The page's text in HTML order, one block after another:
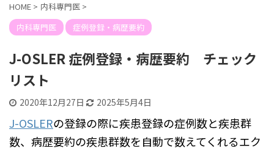
HOME > 内科専門医 >
内科専門医
症例登録・病歴要約
J-OSLER 症例登録・病歴要約 チェック
リスト
2020年12月27日 2025年5月4日
J-OSLERの登録の際に疾患登録の症例数と疾患群
数、病歴要約の疾患群数を自動で数えてくれるエク